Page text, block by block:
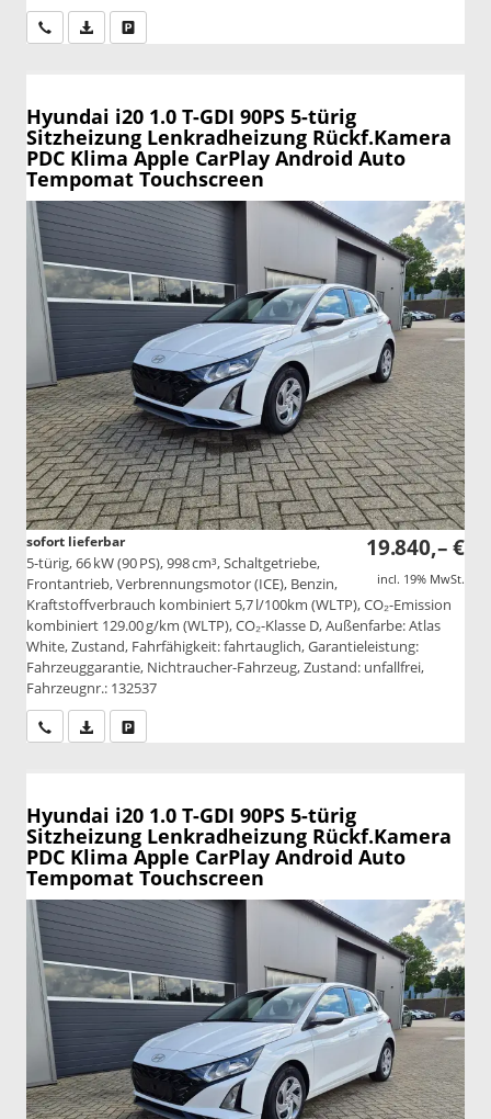
Wir rufen Sie anPDF-Datei, Fahrzeugexposé drucken
Hyundai i20 1.0 T-GDI 90PS 5-türig
Sitzheizung Lenkradheizung Rückf.Kamera
PDC Klima Apple CarPlay Android Auto
Tempomat Touchscreen
19.840,– €
incl. 19% MwSt.
sofort lieferbar
5-türig, 66 kW (90 PS), 998 cm³, Schaltgetriebe,
Frontantrieb, Verbrennungsmotor (ICE), Benzin,
Kraftstoffverbrauch kombiniert 5,7 l/100km (WLTP), CO₂-Emission
kombiniert 129.00 g/km (WLTP), CO₂-Klasse D, Außenfarbe: Atlas
White, Zustand, Fahrfähigkeit: fahrtauglich, Garantieleistung:
Fahrzeuggarantie, Nichtraucher-Fahrzeug, Zustand: unfallfrei,
Fahrzeugnr.: 132537
Wir rufen Sie anPDF-Datei, Fahrzeugexposé drucken
Hyundai i20 1.0 T-GDI 90PS 5-türig
Sitzheizung Lenkradheizung Rückf.Kamera
PDC Klima Apple CarPlay Android Auto
Tempomat Touchscreen